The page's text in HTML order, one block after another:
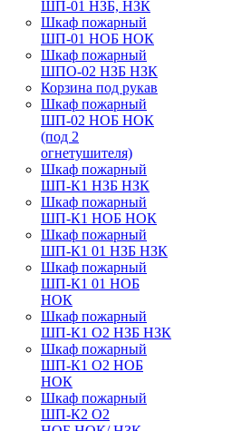
ШП-01 НЗБ, НЗК
Шкаф пожарный
ШП-01 НОБ НОК
Шкаф пожарный
ШПО-02 НЗБ НЗК
Корзина под рукав
Шкаф пожарный
ШП-02 НОБ НОК
(под 2
огнетушителя)
Шкаф пожарный
ШП-К1 НЗБ НЗК
Шкаф пожарный
ШП-К1 НОБ НОК
Шкаф пожарный
ШП-К1 01 НЗБ НЗК
Шкаф пожарный
ШП-К1 01 НОБ
НОК
Шкаф пожарный
ШП-К1 О2 НЗБ НЗК
Шкаф пожарный
ШП-К1 О2 НОБ
НОК
Шкаф пожарный
ШП-К2 О2